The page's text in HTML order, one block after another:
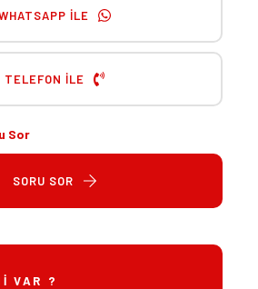
İLE
TELEFON İLE
Sor
SORU SOR
VAR ?